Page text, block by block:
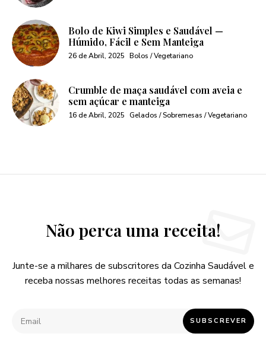
Bolo de Kiwi Simples e Saudável —
Húmido, Fácil e Sem Manteiga
26 de Abril, 2025 Bolos / Vegetariano
Crumble de maça saudável com aveia e
sem açúcar e manteiga
16 de Abril, 2025 Gelados / Sobremesas / Vegetariano
Não perca uma receita!
Junte-se a milhares de subscritores da Cozinha Saudável e
receba nossas melhores receitas todas as semanas!